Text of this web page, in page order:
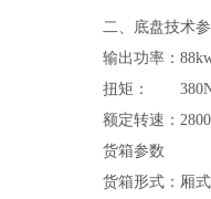
二、底盘技术
输出功率：
扭矩：
额定转速：
货箱参数
货箱形式： 厢式